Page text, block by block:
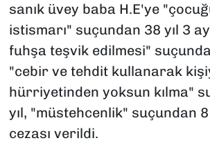
sanık üvey baba H.E'ye
istismarı" suçundan 38 yıl 3
fuhşa teşvik edilmesi"
"cebir ve tehdit kullanarak
hürriyetinden yoksun kılma"
yıl, "müstehcenlik" suçundan 8
cezası verildi.